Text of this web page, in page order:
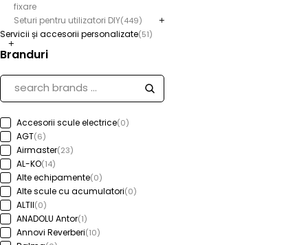
fixare
Seturi pentru utilizatori DIY(449)
Servicii și accesorii personalizate(51)
Branduri
Accesorii scule electrice(0)
AGT(6)
Airmaster(23)
AL-KO(14)
Alte echipamente(0)
Alte scule cu acumulatori(0)
ALTII(0)
ANADOLU Antor(1)
Annovi Reverberi(10)